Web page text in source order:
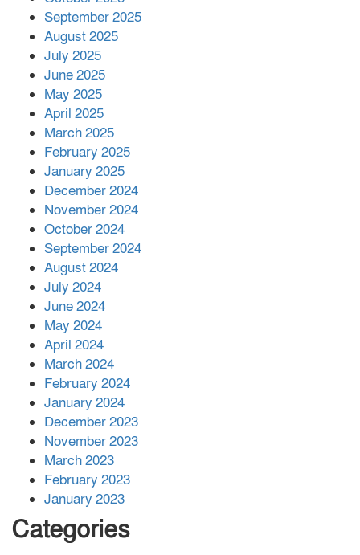
পর ফোন তারেক রহমানের,গ্যাস সঙ্কট
সহায়তা দিলেন সাচিং প্রু জেরী
September 2025
August 2025
July 2025
June 2025
May 2025
April 2025
March 2025
February 2025
January 2025
December 2024
November 2024
October 2024
September 2024
August 2024
July 2024
June 2024
May 2024
April 2024
March 2024
February 2024
January 2024
December 2023
November 2023
March 2023
February 2023
January 2023
Categories